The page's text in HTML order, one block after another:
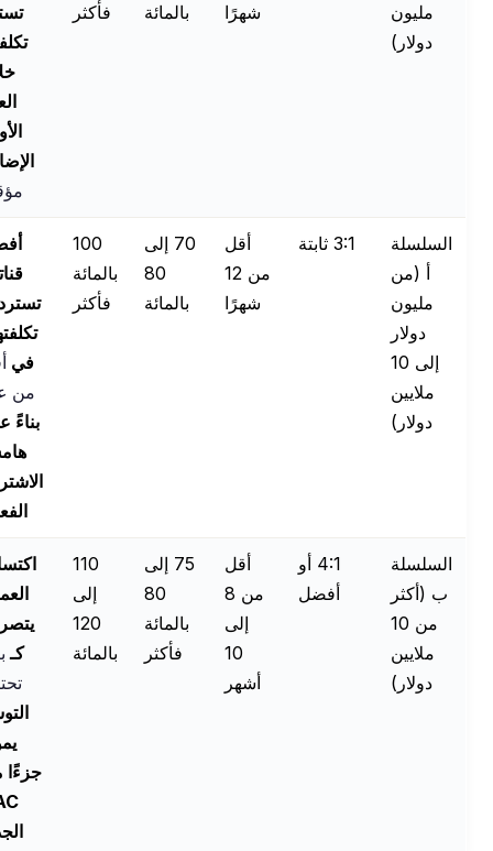
مليون
دولار)
شهرًا
بالمائة
فأكثر
تسترد
تكلفتها
خلال
العقد
الأول؛
الإضافة
مؤقتة
السلسلة
أ (من
مليون
دولار
إلى 10
ملايين
دولار)
من 12
شهرًا
70 إلى
بالمائة
بالمائة
فأكثر
أفضل
قناتين
تستردان
تكلفتهما
أقل
من عام
بناءً على
هامش
الاشتراك
الفعلي
السلسلة
ب (أكثر
من 10
ملايين
دولار)
4:1 أو
أفضل
من 8
أشهر
75 إلى
بالمائة
فأكثر
بالمائة
اكتساب
العملاء
يتصرف
بنية
تحتية؛
التوسع
يمول
جزءًا من
CAC
الجديد